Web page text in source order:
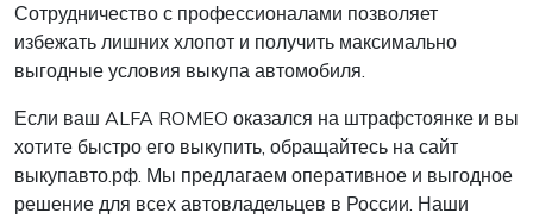
Сотрудничество с профессионалами позволяет
избежать лишних хлопот и получить максимально
выгодные условия выкупа автомобиля.
Если ваш ALFA ROMEO оказался на штрафстоянке и вы
хотите быстро его выкупить, обращайтесь на сайт
выкупавто.рф. Мы предлагаем оперативное и выгодное
решение для всех автовладельцев в России. Наши